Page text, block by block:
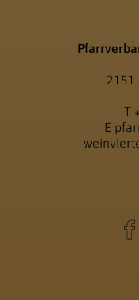
2151
T
E